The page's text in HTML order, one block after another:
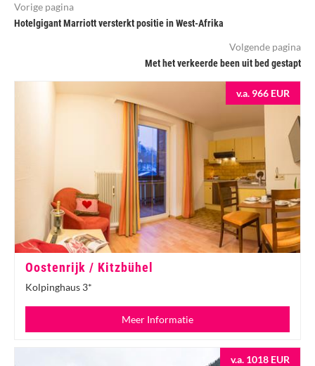
Vorige pagina
Hotelgigant Marriott versterkt positie in West-Afrika
Volgende pagina
Met het verkeerde been uit bed gestapt
v.a. 966 EUR
Oostenrijk / Kitzbühel
Kolpinghaus 3*
Meer Informatie
v.a. 1018 EUR